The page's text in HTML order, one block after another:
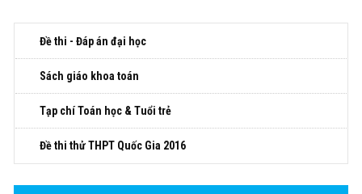
Đề thi - Đáp án đại học
Sách giáo khoa toán
Tạp chí Toán học & Tuổi trẻ
Đề thi thử THPT Quốc Gia 2016